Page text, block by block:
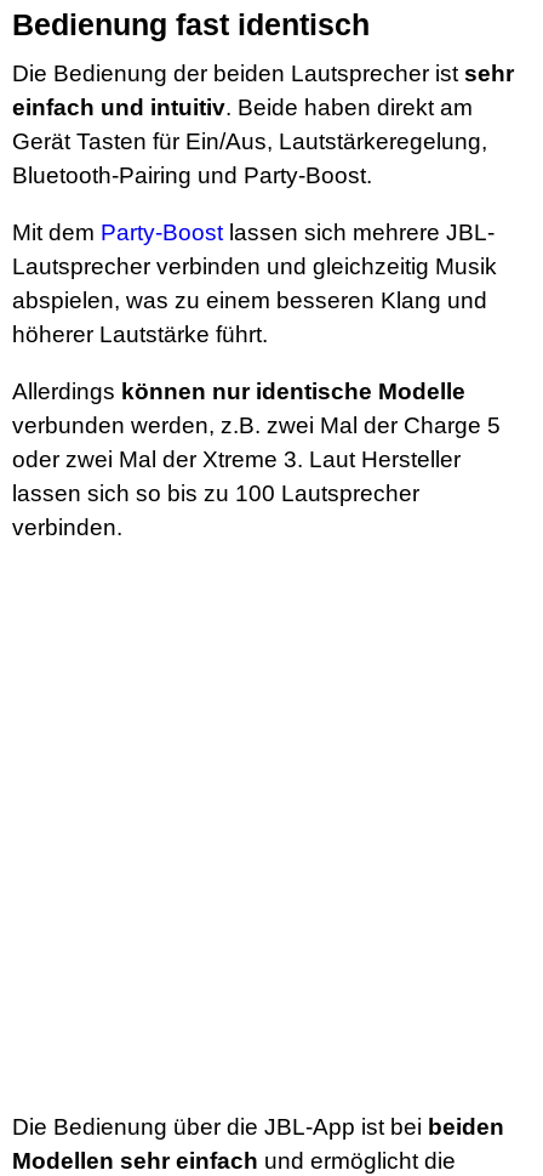
Bedienung fast identisch
Die Bedienung der beiden Lautsprecher ist sehr
einfach und intuitiv. Beide haben direkt am
Gerät Tasten für Ein/Aus, Lautstärkeregelung,
Bluetooth-Pairing und Party-Boost.
Mit dem Party-Boost lassen sich mehrere JBL-
Lautsprecher verbinden und gleichzeitig Musik
abspielen, was zu einem besseren Klang und
höherer Lautstärke führt.
Allerdings können nur identische Modelle
verbunden werden, z.B. zwei Mal der Charge 5
oder zwei Mal der Xtreme 3. Laut Hersteller
lassen sich so bis zu 100 Lautsprecher
verbinden.
Die Bedienung über die JBL-App ist bei beiden
Modellen sehr einfach und ermöglicht die